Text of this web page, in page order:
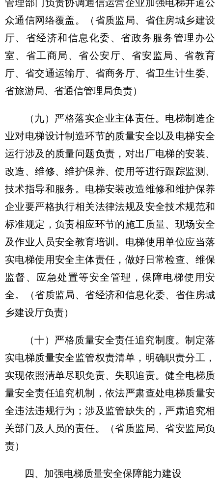
管理部门负责协调通信运营企业加强电梯井道公
众通信网络覆盖。（省质监局、省住房城乡建设
厅、省经济和信息化委、省政务服务管理办公
室、省工商局、省公安厅、省安监局、省教育
厅、省交通运输厅、省商务厅、省卫生计生委、
省旅游局、省通信管理局负责）
（九）严格落实企业主体责任。 电梯制造企
业对电梯设计制造环节的质量安全以及电梯安全
运行涉及的质量问题负责，对出厂电梯的安装、
改造、维修、维护保养、使用等进行跟踪监测、
技术指导和服务。电梯安装改造维修和维护保养
企业要严格执行相关法律法规及安全技术规范和
标准规定，负责相应环节的施工质量、现场安全
及作业人员安全教育培训。电梯使用单位应当落
实电梯使用安全主体责任，做好日常检查、维保
监督、应急处置等安全管理，保障电梯使用安
全。（省质监局、省经济和信息化委、省住房城
乡建设厅负责）
（十）严格质量安全责任追究制度。制定落
实电梯质量安全监管权责清单，明确职责分工，
实现依照清单尽职免责、失职追责。健全电梯质
量安全责任追究机制，依法严肃查处电梯质量安
全违法违规行为；涉及监管缺失的，严肃追究相
关部门及人员的责任。（省质监局、省安监局负
责）
四、加强电梯质量安全保障能力建设